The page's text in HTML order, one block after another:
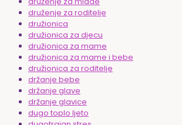
druženje za roditelje
družionica
družionica za djecu
družionica za mame
družionica za mame i bebe
družionica za roditelje
držanje bebe
držanje glave
držanje glavice
dugo toplo ljeto